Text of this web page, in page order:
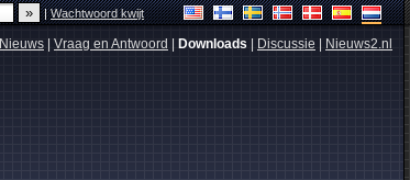
|Wachtwoord kwijt
Nieuws Vraag en Antwoord Downloads Discussie Nieuws2.nl